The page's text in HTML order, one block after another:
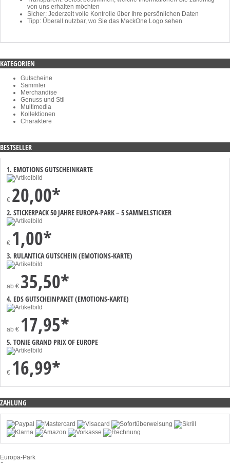
von uns erhalten möchten
Sicher: Jederzeit volle Kontrolle über Ihre persönlichen Daten
Tipp: Überall nutzbar, wo Sie das MackOne Logo sehen
KATEGORIEN
Gutscheine
Sammler
Merchandise
Genuss und Stil
Multimedia
Kollektionen
Charaktere
BESTSELLER
1. EMOTIONS GUTSCHEINKARTE
€ 20,00*
2. STICKERPACK 50 JAHRE EUROPA-PARK – 5 SAMMELSTICKER
€ 1,00*
3. RULANTICA GUTSCHEIN (EMOTIONS-KARTE)
ab € 35,50*
4. EDS GUTSCHEINPAKET (EMOTIONS-KARTE)
ab € 17,95*
5. TONIE GRAND PRIX OF EUROPE
€ 16,99*
ZAHLUNG
Europa-Park